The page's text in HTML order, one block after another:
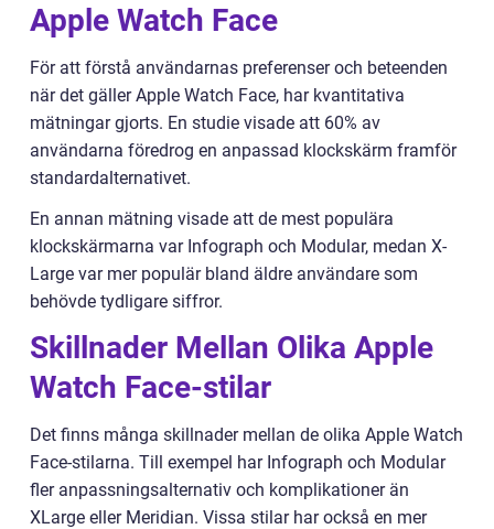
Apple Watch Face
För att förstå användarnas preferenser och beteenden
när det gäller Apple Watch Face, har kvantitativa
mätningar gjorts. En studie visade att 60% av
användarna föredrog en anpassad klockskärm framför
standardalternativet.
En annan mätning visade att de mest populära
klockskärmarna var Infograph och Modular, medan X-
Large var mer populär bland äldre användare som
behövde tydligare siffror.
Skillnader Mellan Olika Apple
Watch Face-stilar
Det finns många skillnader mellan de olika Apple Watch
Face-stilarna. Till exempel har Infograph och Modular
fler anpassningsalternativ och komplikationer än
XLarge eller Meridian. Vissa stilar har också en mer